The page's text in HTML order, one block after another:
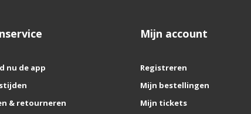
nu de app
& retourneren
Mijn account
Registreren
Mijn bestellingen
Mijn tickets